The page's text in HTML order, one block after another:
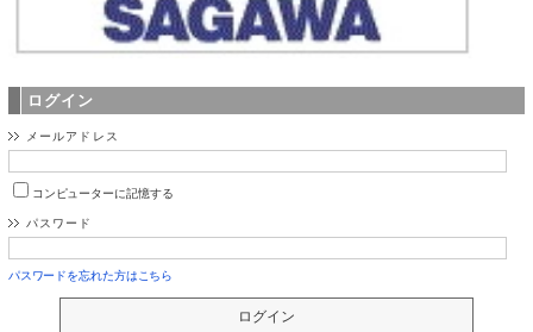
ログイン
メールアドレス
コンピューターに記憶する
パスワード
パスワードを忘れた方はこちら